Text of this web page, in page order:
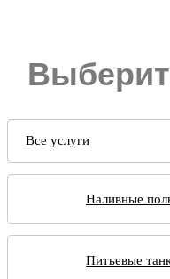
Все услуги
Наливные
Питьевые